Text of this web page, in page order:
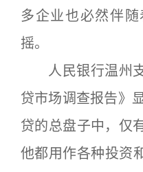
多企业也必然伴
摇。
人民银行温州
贷市场调查报告》
贷的总盘子中，仅
他都用作各种投资